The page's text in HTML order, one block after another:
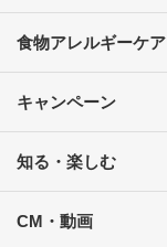
食物アレルギーケア
キャンペーン
知る・楽しむ
CM・動画